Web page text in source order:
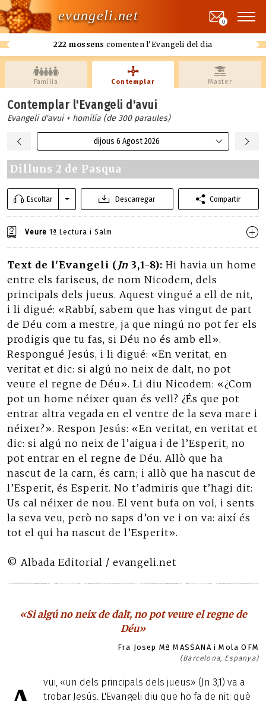
evangeli.net
222 mossens comenten l'Evangeli del dia
0
Família Contemplar Master
Contemplar l'Evangeli d'avui
Evangeli d'avui + homilía (de 300 paraules)
dijous 6 Agost 2026
Dilluns 2 de Pasqua
Escoltar Descarregar Compartir
Veure 1ª Lectura i Salm
Text de l'Evangeli ( Jn 3,1-8): Hi havia un home
entre els fariseus, de nom Nicodem, dels
principals dels jueus. Aquest vingué a ell de nit,
i li digué: «Rabbí, sabem que has vingut de part
de Déu com a mestre, ja que ningú no pot fer els
prodigis que tu fas, si Déu no és amb ell».
Respongué Jesús, i li digué: «En veritat, en
veritat et dic: si algú no neix de dalt, no pot
veure el regne de Déu». Li diu Nicodem: «¿Com
pot un home néixer quan és vell? ¿És que pot
entrar altra vegada en el ventre de la seva mare i
néixer?». Respon Jesús: «En veritat, en veritat et
dic: si algú no neix de l’aigua i de l’Esperit, no
pot entrar en el regne de Déu. Allò que ha
nascut de la carn, és carn; i allò que ha nascut de
l’Esperit, és Esperit. No t’admiris que t’hagi dit:
Us cal néixer de nou. El vent bufa on vol, i sents
la seva veu, però no saps d’on ve i on va: així és
tot el qui ha nascut de l’Esperit».
© Albada Editorial / evangeli.net
«Si algú no neix de dalt, no pot veure el regne de
Déu»
Fra Josep Mª MASSANA i Mola OFM
(Barcelona, Espanya)
vui, «un dels principals dels jueus» (Jn 3,1) va a
trobar Jesús. L'Evangeli diu que ho fa de nit: què